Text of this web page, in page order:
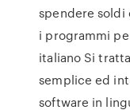
spendere soldi
i programmi
italiano Si
semplice ed
software in